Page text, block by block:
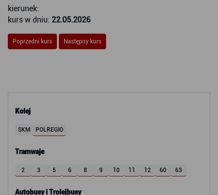
Kolej
SKM POLREGIO
Tramwaje
2 3 5 6 8 9 10 11 12 60 63
Autobusy i Trolejbusy
kierunek:
kurs w dniu: 22.05.2026
Poprzedni kurs Następny kurs